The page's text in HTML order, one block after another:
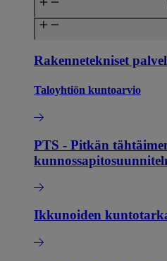
Rakennetekniset
Taloyhtiön kuntoarvio
PTS - Pitkän
Ikkunoiden